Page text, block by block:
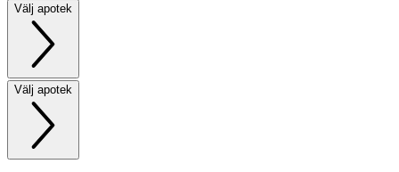
Välj apotek
Välj apotek